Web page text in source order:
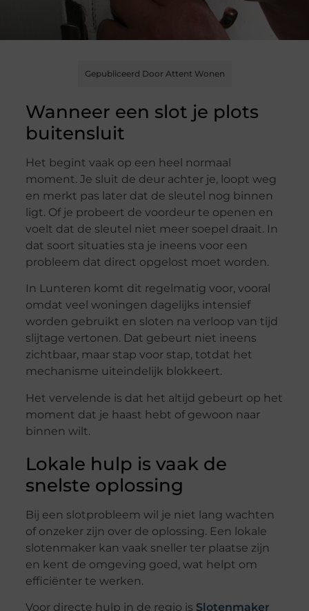
Gepubliceerd Door Attent Wonen
Wanneer een slot je plots
buitensluit
Het begint vaak op een heel normaal
moment. Je sluit de deur achter je, loopt weg
en merkt pas later dat de sleutel nog binnen
ligt. Of je probeert de voordeur te openen en
voelt dat de sleutel niet meer soepel draait. In
dat soort situaties sta je ineens voor een
probleem dat direct opgelost moet worden.
In Lunteren komt dit regelmatig voor, vooral
omdat veel woningen dagelijks intensief
worden gebruikt en sloten na verloop van tijd
slijtage vertonen. Dat gebeurt niet ineens
zichtbaar, maar stap voor stap, totdat het
mechanisme uiteindelijk blokkeert.
Het vervelende is dat het altijd gebeurt op het
moment dat je haast hebt of gewoon naar
binnen wilt.
Lokale hulp is vaak de
snelste oplossing
Bij een slotprobleem wil je niet lang wachten
of onzeker zijn over de oplossing. Een lokale
slotenmaker kan vaak sneller ter plaatse zijn
en kent de omgeving goed, wat helpt om
efficiënter te werken.
Voor directe hulp in de regio is Slotenmaker